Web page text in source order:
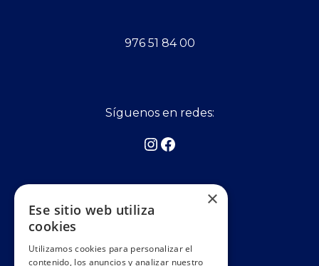
976 51 84 00
Síguenos en redes:
×
Ese sitio web utiliza
cookies
Utilizamos cookies para personalizar el
contenido, los anuncios y analizar nuestro